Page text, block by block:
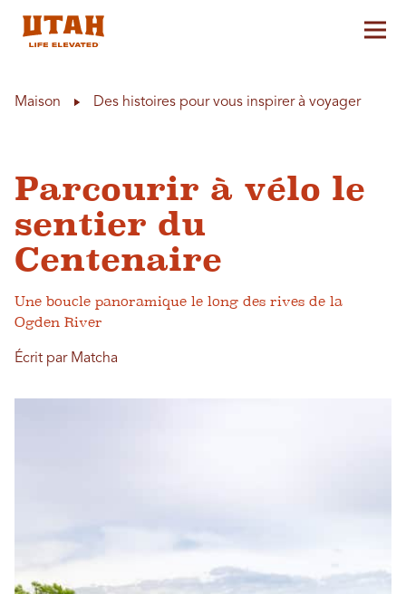
Maison Des histoires pour vous inspirer à voyager
Parcourir à vélo le
sentier du
Centenaire
Une boucle panoramique le long des rives de la
Ogden River
Écrit par Matcha